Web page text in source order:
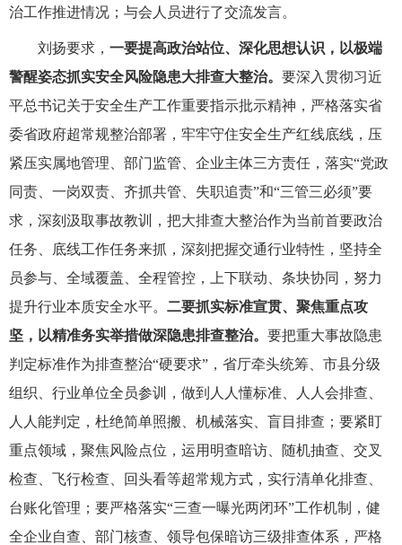
治工作推进情况；与会人员进行了交流发言。
刘扬要求， 一要提高政治站位、深化思想认识，以极端
警醒姿态抓实安全风险隐患大排查大整治。 要深入贯彻习近
平总书记关于安全生产工作重要指示批示精神，严格落实省
委省政府超常规整治部署，牢牢守住安全生产红线底线，压
紧压实属地管理、部门监管、企业主体三方责任，落实“党政
同责、一岗双责、齐抓共管、失职追责”和“三管三必须”要
求，深刻汲取事故教训，把大排查大整治作为当前首要政治
任务、底线工作任务来抓，深刻把握交通行业特性，坚持全
员参与、全域覆盖、全程管控，上下联动、条块协同，努力
提升行业本质安全水平。 二要抓实标准宣贯、聚焦重点攻
坚，以精准务实举措做深隐患排查整治。 要把重大事故隐患
判定标准作为排查整治“硬要求”，省厅牵头统筹、市县分级
组织、行业单位全员参训，做到人人懂标准、人人会排查、
人人能判定，杜绝简单照搬、机械落实、盲目排查；要紧盯
重点领域，聚焦风险点位，运用明查暗访、随机抽查、交叉
检查、飞行检查、回头看等超常规方式，实行清单化排查、
台账化管理；要严格落实“三查一曝光两闭环”工作机制，健
全企业自查、部门核查、领导包保暗访三级排查体系，严格